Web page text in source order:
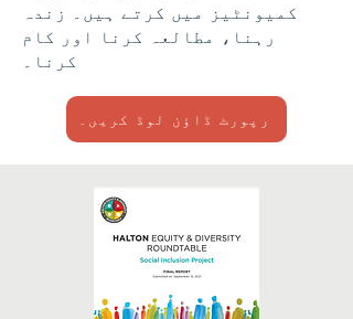
کمیونٹیز میں کرتے ہیں۔ زندہ
رہنا، مطالعہ کرنا اور کام
رپورٹ ڈاؤن لوڈ کریں۔